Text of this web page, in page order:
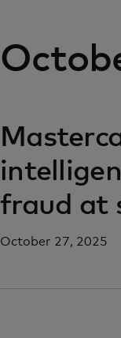
fraud at
October 27, 2025